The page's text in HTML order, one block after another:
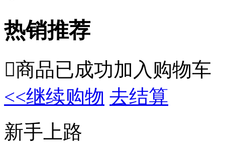
热销推荐
商品已成功加入购物车
<<继续购物 去结算
新手上路